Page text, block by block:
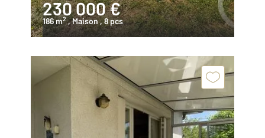
230 000 €
186 m2 , Maison, 8 pcs